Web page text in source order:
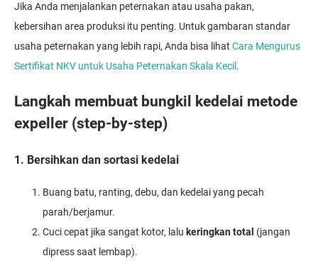
Jika Anda menjalankan peternakan atau usaha pakan,
kebersihan area produksi itu penting. Untuk gambaran standar
usaha peternakan yang lebih rapi, Anda bisa lihat Cara Mengurus
Sertifikat NKV untuk Usaha Peternakan Skala Kecil .
Langkah membuat bungkil kedelai metode
expeller (step-by-step)
1. Bersihkan dan sortasi kedelai
Buang batu, ranting, debu, dan kedelai yang pecah
parah/berjamur.
Cuci cepat jika sangat kotor, lalu keringkan total (jangan
dipress saat lembap).